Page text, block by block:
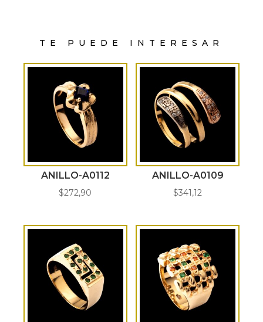
TE PUEDE INTERESAR
ANILLO-A0112
$272,90
ANILLO-A0109
$341,12